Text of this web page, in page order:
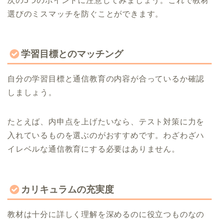
選びのミスマッチを防ぐことができます。
学習目標とのマッチング
自分の学習目標と通信教育の内容が合っているか確認
しましょう。
たとえば、内申点を上げたいなら、テスト対策に力を
入れているものを選ぶのがおすすめです。わざわざハ
イレベルな通信教育にする必要はありません。
カリキュラムの充実度
教材は十分に詳しく理解を深めるのに役立つものなの